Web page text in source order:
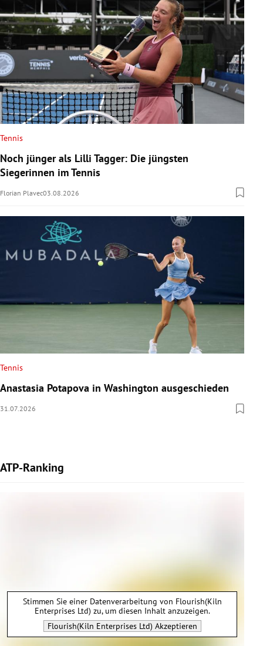
Tennis
Noch jünger als Lilli Tagger: Die jüngsten
Siegerinnen im Tennis
Florian Plavec03.08.2026
Tennis
Anastasia Potapova in Washington ausgeschieden
31.07.2026
ATP-Ranking
Stimmen Sie einer Datenverarbeitung von Flourish(Kiln
Enterprises Ltd) zu, um diesen Inhalt anzuzeigen.
Flourish(Kiln Enterprises Ltd) Akzeptieren